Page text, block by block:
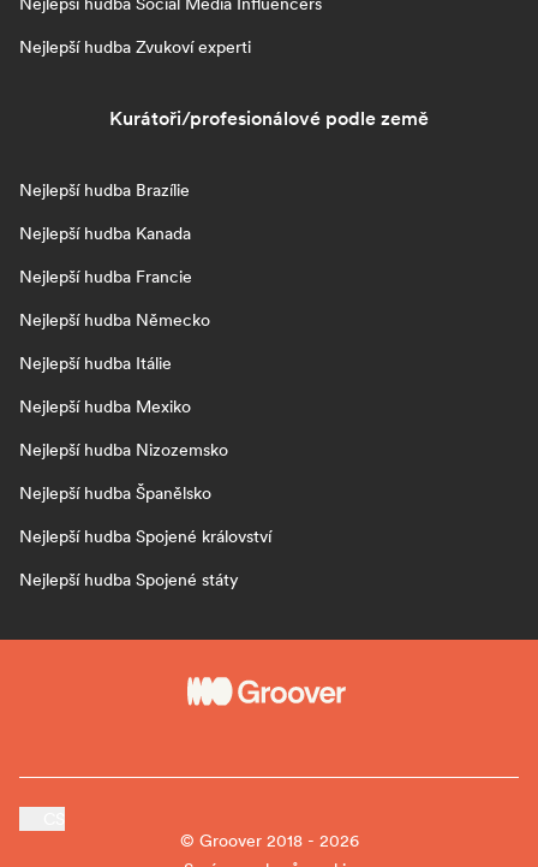
Nejlepší hudba Zvukoví experti
Kurátoři/profesionálové podle země
Nejlepší hudba Brazílie
Nejlepší hudba Kanada
Nejlepší hudba Francie
Nejlepší hudba Německo
Nejlepší hudba Itálie
Nejlepší hudba Mexiko
Nejlepší hudba Nizozemsko
Nejlepší hudba Španělsko
Nejlepší hudba Spojené království
Nejlepší hudba Spojené státy
© Groover 2018 - 2026